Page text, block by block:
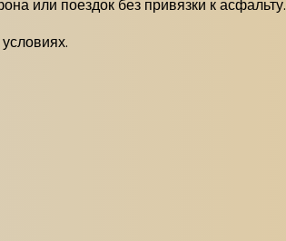
или поездок без привязки к асфальту.